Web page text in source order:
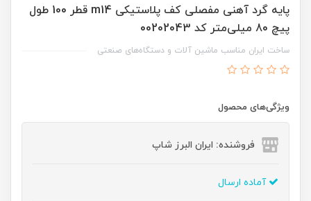
پایه گرد آهنی مفصلی کف پلاستیکی m14 قطر 100 طول
پیچ 80 میلی‌متر کد 00202043
ساخت ایران مناسب ماشین آلات و دستگاه‌های صنعتی
ویژگی‌های محصول
فروشنده: ایران البرز شاپ
آماده ارسال